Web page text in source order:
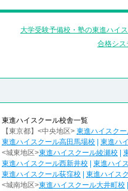
大学受験予備校・塾の東進ハイ
合格シス
東進ハイスクール校舎一覧
【東京都】<中央地区> 東進ハイスク
東進ハイスクール高田馬場校
東進ハ
<城東地区>東進ハイスクール綾瀬校
東進ハイスクール西新井校
東進ハイ
東進ハイスクール荻窪校
東進ハイス
<城南地区>東進ハイスクール大井町校